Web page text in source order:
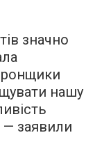
значно
нашу
— заявили